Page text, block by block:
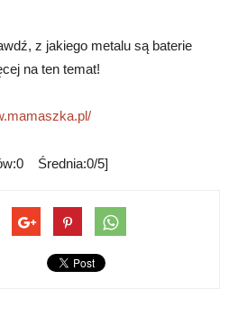
z jakiego metalu są baterie
na ten temat!
Średnia:0/5]